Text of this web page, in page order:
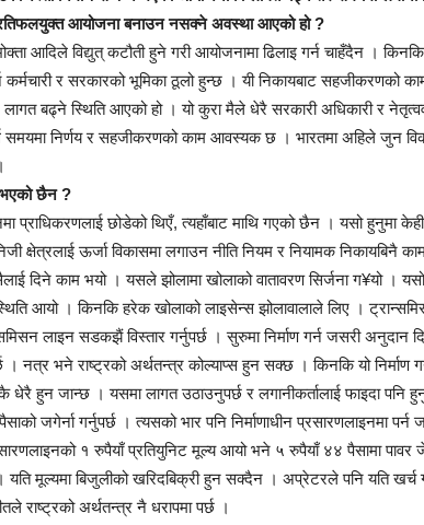
आयोजना बनाउन नसक्ने अवस्था आएको हो ?
आदिले विद्युत् कटौती हुने गरी आयोजनामा ढिलाइ गर्न चाहँदैन ।
कर्मचारी र सरकारको भूमिका ठूलो हुन्छ । यी निकायबाट सहजीकरणको
बढ्ने स्थिति आएको हो । यो कुरा मैले धेरै सरकारी अधिकारी र
समयमा निर्णय र सहजीकरणको काम आवस्यक छ । भारतमा अहिले जुन
भएको छैन ?
छोडेको थिएँ, त्यहाँबाट माथि गएको छैन । यसो हुनुमा
क्षेत्रलाई ऊर्जा विकासमा लगाउन नीति नियम र नियामक निकायबिनै
दिने काम भयो । यसले झोलामा खोलाको वातावरण सिर्जना ग¥यो ।
आयो । किनकि हरेक खोलाको लाइसेन्स झोलावालाले लिए ।
लाइन सडकझैं विस्तार गर्नुपर्छ । सुरुमा निर्माण गर्न जसरी अनुदान
। नत्र भने राष्ट्रको अर्थतन्त्र कोल्याप्स हुन सक्छ । किनकि यो निर्माण
धेरै हुन जान्छ । यसमा लागत उठाउनुपर्छ र लगानीकर्तालाई फाइदा पनि
जगेर्ना गर्नुपर्छ । त्यसको भार पनि निर्माणाधीन प्रसारणलाइनमा पर्न
१ रुपैयाँ प्रतियुनिट मूल्य आयो भने ५ रुपैयाँ ४४ पैसामा पावर
यति मूल्यमा बिजुलीको खरिदबिक्री हुन सक्दैन । अप्रेटरले पनि यति खर्च
राष्ट्रको अर्थतन्त्र नै धरापमा पर्छ ।